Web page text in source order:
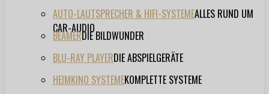
AUTO-LAUTSPRECHER & HIFI-SYSTEMEALLES RUND UM
CAR-AUDIO
BEAMERDIE BILDWUNDER
BLU-RAY PLAYERDIE ABSPIELGERÄTE
HEIMKINO SYSTEMEKOMPLETTE SYSTEME